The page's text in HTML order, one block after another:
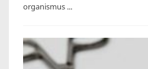
organismus ...